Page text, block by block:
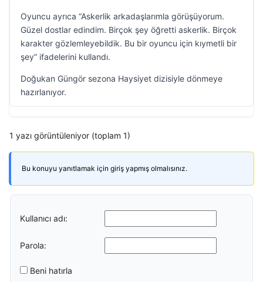
Oyuncu ayrıca “Askerlik arkadaşlarımla görüşüyorum.
Güzel dostlar edindim. Birçok şey öğretti askerlik. Birçok
karakter gözlemleyebildik. Bu bir oyuncu için kıymetli bir
şey” ifadelerini kullandı.
Doğukan Güngör sezona Haysiyet dizisiyle dönmeye
hazırlanıyor.
1 yazı görüntüleniyor (toplam 1)
Bu konuyu yanıtlamak için giriş yapmış olmalısınız.
Kullanıcı adı:
Parola:
Beni hatırla